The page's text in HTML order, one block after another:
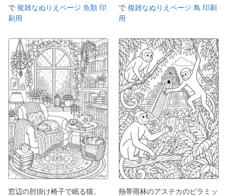
で 複雑なぬりえページ 魚類 印
刷用
で 複雑なぬりえページ 鳥 印刷
用
窓辺の肘掛け椅子で眠る猫。
熱帯雨林のアステカのピラミッ